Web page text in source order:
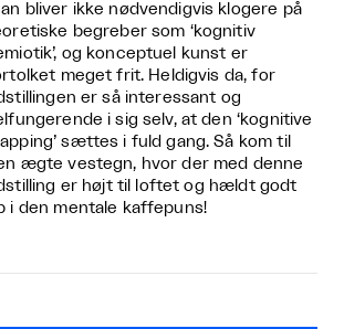
bliver ikke nødvendigvis klogere på
begreber som ‘kognitiv
og konceptuel kunst er
meget frit. Heldigvis da, for
er så interessant og
i sig selv, at den ‘kognitive
sættes i fuld gang. Så kom til
ægte vestegn, hvor der med denne
er højt til loftet og hældt godt
i den mentale kaffepuns!